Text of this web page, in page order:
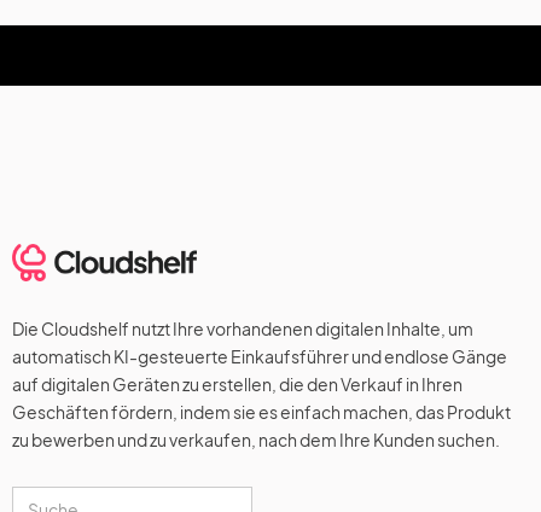
Die Cloudshelf nutzt Ihre vorhandenen digitalen Inhalte, um
automatisch KI-gesteuerte Einkaufsführer und endlose Gänge
auf digitalen Geräten zu erstellen, die den Verkauf in Ihren
Geschäften fördern, indem sie es einfach machen, das Produkt
zu bewerben und zu verkaufen, nach dem Ihre Kunden suchen.